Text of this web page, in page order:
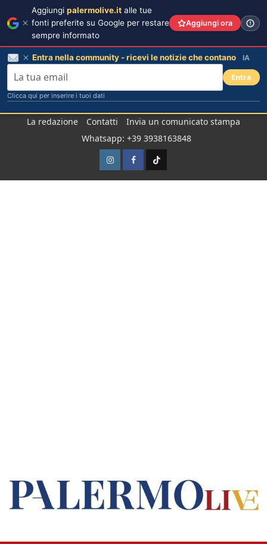
La redazione Contatti
Invia un comunicato stampa
Whatsapp: +39 3938163848
InstagramFacebook
TikTok
Aggiungi palermolive.it alle tue
fonti preferite su Google per restare
sempre informato
Aggiungi ora
Entra nella community - ricevi le notizie che contano IA
Entra
Clicca qui per inserire i tuoi dati